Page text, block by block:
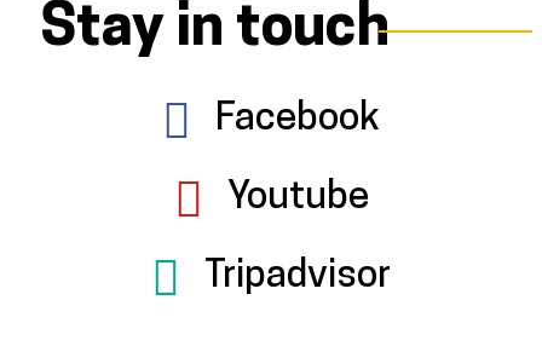
Stay in touch
Facebook
Youtube
Tripadvisor